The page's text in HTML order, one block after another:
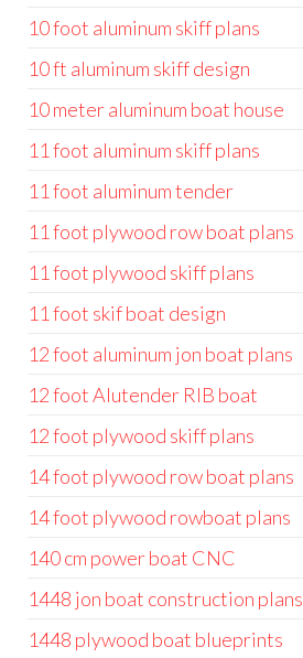
10 foot aluminum skiff plans
10 ft aluminum skiff design
10 meter aluminum boat house
11 foot aluminum skiff plans
11 foot aluminum tender
11 foot plywood row boat plans
11 foot plywood skiff plans
11 foot skif boat design
12 foot aluminum jon boat plans
12 foot Alutender RIB boat
12 foot plywood skiff plans
14 foot plywood row boat plans
14 foot plywood rowboat plans
140 cm power boat CNC
1448 jon boat construction plans
1448 plywood boat blueprints